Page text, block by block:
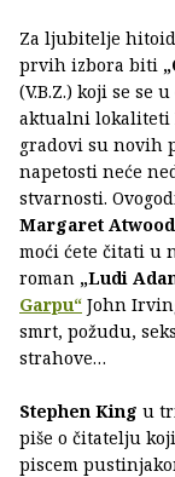
Za ljubitelje
prvih izbora biti
(V.B.Z.) koji se se
aktualni lokaliteti
gradovi su novih
napetosti neće
stvarnosti.
Margaret Atwood
moći ćete čitati u
roman „Ludi
Garpu“ John
smrt, požudu,
strahove…
Stephen King u
piše o čitatelju
piscem